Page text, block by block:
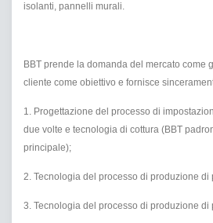
isolanti, pannelli murali.
BBT prende la domanda del mercato come
cliente come obiettivo e fornisce
1. Progettazione del processo di
due volte e tecnologia di cottura (BBT
principale);
2. Tecnologia del processo di produzione di
3. Tecnologia del processo di produzione di